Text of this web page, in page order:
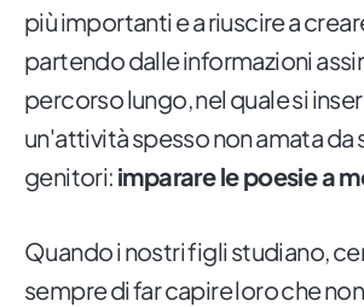
più importanti e a riuscire a
partendo dalle informazioni
percorso lungo, nel quale si
un'attività spesso non amata da
genitori: imparare le poesie a
Quando i nostri figli studiano,
sempre di far capire loro che